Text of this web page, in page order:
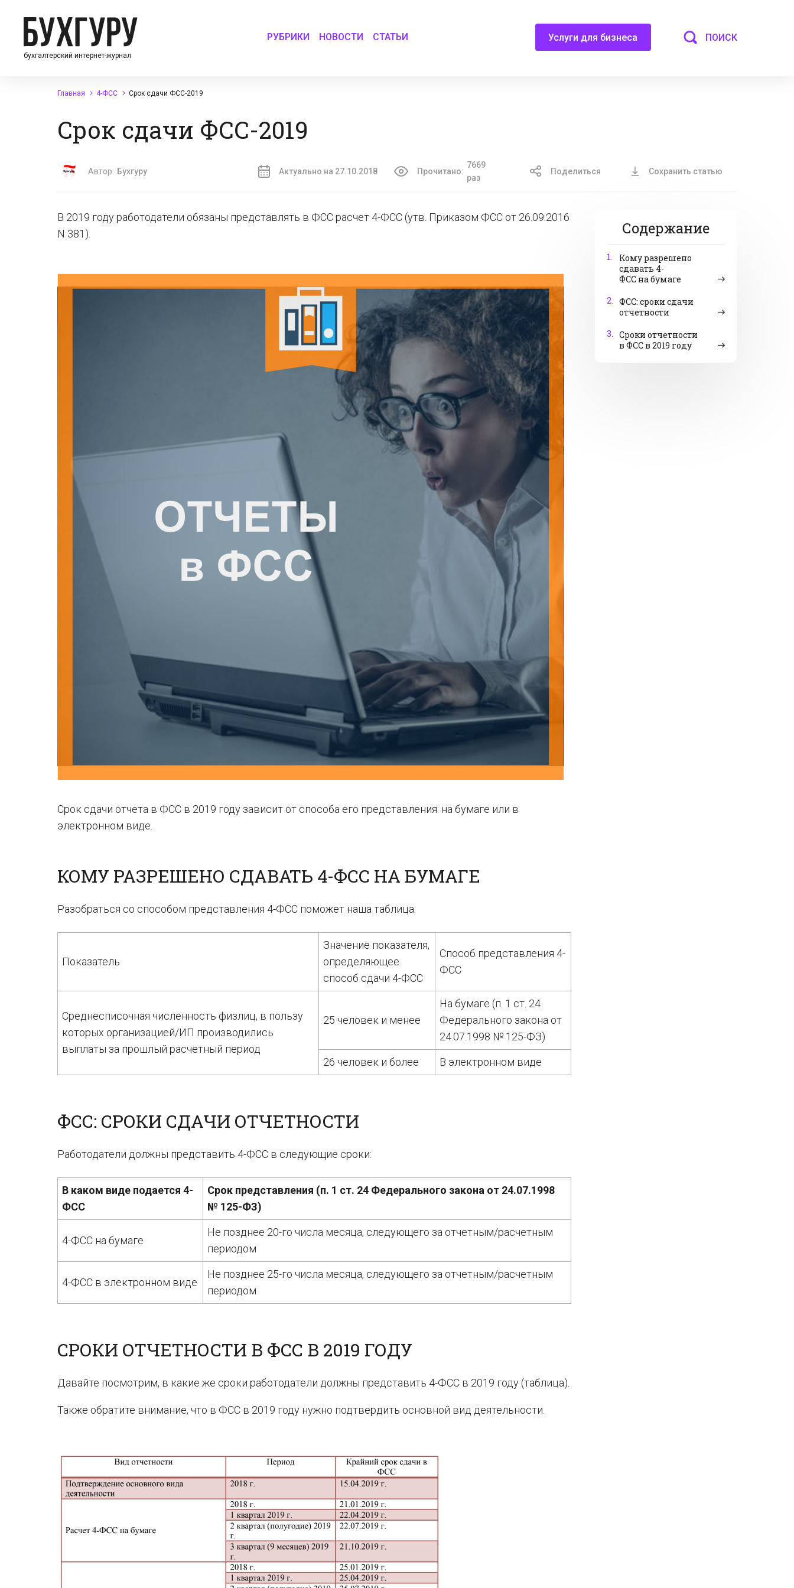
бухгалтерский интернет-журнал
РУБРИКИ НОВОСТИ СТАТЬИ Услуги для бизнеса ПОИСК
Главная 4-ФСС Срок сдачи ФСС-2019
Срок сдачи ФСС-2019
Автор: Бухгуру Актуально на 27.10.2018 Прочитано:
7669
раз
Поделиться Сохранить статью
Содержание
1.
Кому разрешено
сдавать 4-
ФСС на бумаге
2. ФСС: сроки сдачи
отчетности
3. Сроки отчетности
в ФСС в 2019 году
В 2019 году работодатели обязаны представлять в ФСС расчет 4-ФСС (утв. Приказом ФСС от 26.09.2016
N 381).
Срок сдачи отчета в ФСС в 2019 году зависит от способа его представления: на бумаге или в
электронном виде.
КОМУ РАЗРЕШЕНО СДАВАТЬ 4-ФСС НА БУМАГЕ
Разобраться со способом представления 4-ФСС поможет наша таблица:
Показатель
Значение показателя,
определяющее
способ сдачи 4-ФСС
Способ представления 4-
ФСС
Среднесписочная численность физлиц, в пользу
которых организацией/ИП производились
выплаты за прошлый расчетный период
25 человек и менее
На бумаге (п. 1 ст. 24
Федерального закона от
24.07.1998 № 125-ФЗ​)
26 человек и более В электронном виде
ФСС: СРОКИ СДАЧИ ОТЧЕТНОСТИ
Работодатели должны представить 4-ФСС в следующие сроки:
В каком виде подается 4-
ФСС
Срок представления (п. 1 ст. 24 Федерального закона от 24.07.1998
№ 125-ФЗ)
4-ФСС на бумаге
Не позднее 20-го числа месяца, следующего за отчетным/расчетным
периодом
4-ФСС в электронном виде
Не позднее 25-го числа месяца, следующего за отчетным/расчетным
периодом
СРОКИ ОТЧЕТНОСТИ В ФСС В 2019 ГОДУ
Давайте посмотрим, в какие же сроки работодатели должны представить 4-ФСС в 2019 году (таблица).
Также обратите внимание, что в ФСС в 2019 году нужно подтвердить основной вид деятельности.